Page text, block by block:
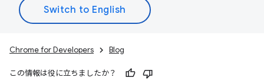
Chrome for Developers Blog
この情報は役に立ちましたか？